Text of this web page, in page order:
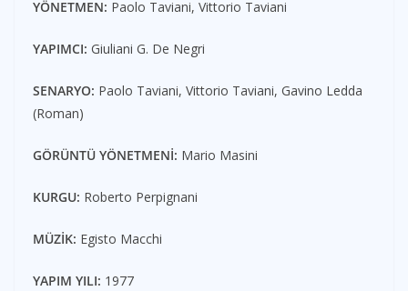
YÖNETMEN: Paolo Taviani, Vittorio Taviani
YAPIMCI: Giuliani G. De Negri
SENARYO: Paolo Taviani, Vittorio Taviani, Gavino Ledda
(Roman)
GÖRÜNTÜ YÖNETMENİ: Mario Masini
KURGU: Roberto Perpignani
MÜZİK: Egisto Macchi
YAPIM YILI: 1977